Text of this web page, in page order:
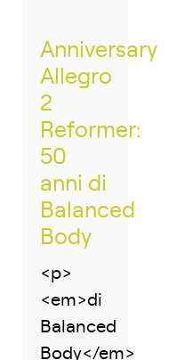
Anniversary
Allegro
2
Reformer:
50
anni di
Balanced
Body
<p>
<em>di
Balanced
Body</em>